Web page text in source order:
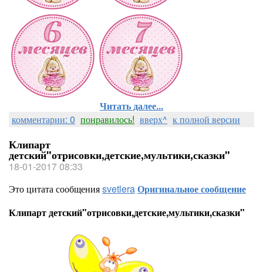
Читать далее...
комментарии: 0 понравилось! вверх^ к полной версии
Клипарт
детский"отрисовки,детские,мультики,сказки"
18-01-2017 08:33
Это цитата сообщенияsvetleraОригинальное сообщение
Клипарт детский"отрисовки,детские,мультики,сказки"